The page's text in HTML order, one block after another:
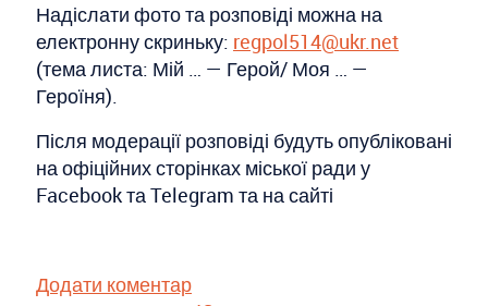
Надіслати фото та розповіді можна на
електронну скриньку: regpol514@ukr.net
(тема листа: Мій … — Герой/ Моя … —
Героїня).
Після модерації розповіді будуть опубліковані
на офіційних сторінках міської ради у
Facebook та Telegram та на сайті
Додати коментар